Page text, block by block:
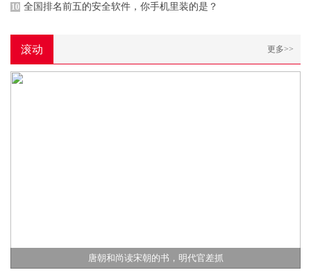
10 全国排名前五的安全软件，你手机里装的是？
滚动 更多>>
唐朝和尚读宋朝的书，明代官差抓